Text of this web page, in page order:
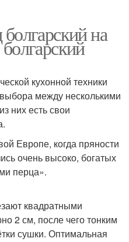
на
кухонной техники
между несколькими
них есть свои
Европе, когда пряности
очень высоко, богатых
перца».
квадратными
2 см, после чего тонким
сушки. Оптимальная